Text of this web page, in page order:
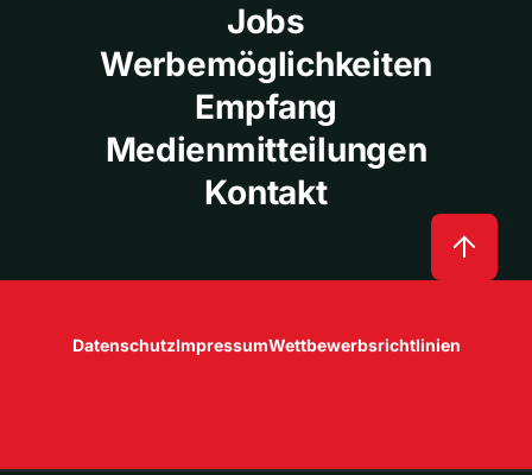
Jobs
Werbemöglichkeiten
Empfang
Medienmitteilungen
Kontakt
DatenschutzImpressumWettbewerbsrichtlinien